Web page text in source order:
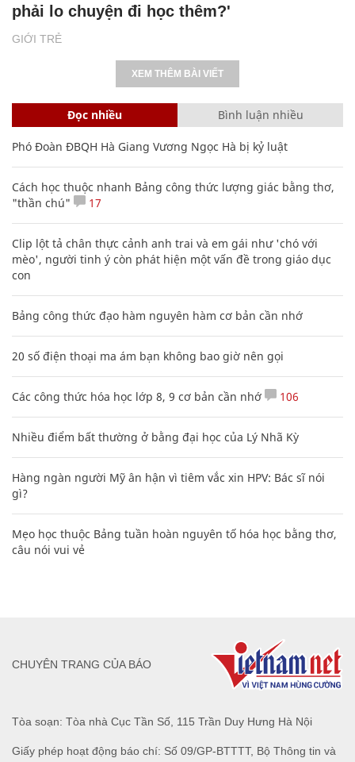
GIỚI TRẺ
phải lo chuyện đi học thêm?'
XEM THÊM BÀI VIẾT
Đọc nhiều Bình luận nhiều
Phó Đoàn ĐBQH Hà Giang Vương Ngọc Hà bị kỷ luật
Cách học thuộc nhanh Bảng công thức lượng giác bằng thơ,
"thần chú"
17
Clip lột tả chân thực cảnh anh trai và em gái như 'chó với
mèo', người tinh ý còn phát hiện một vấn đề trong giáo dục
con
Bảng công thức đạo hàm nguyên hàm cơ bản cần nhớ
20 số điện thoại ma ám bạn không bao giờ nên gọi
Các công thức hóa học lớp 8, 9 cơ bản cần nhớ 106
Nhiều điểm bất thường ở bằng đại học của Lý Nhã Kỳ
Hàng ngàn người Mỹ ân hận vì tiêm vắc xin HPV: Bác sĩ nói
gì?
Mẹo học thuộc Bảng tuần hoàn nguyên tố hóa học bằng thơ,
câu nói vui vẻ
Tòa soạn: Tòa nhà Cục Tần Số, 115 Trần Duy Hưng Hà Nội
Giấy phép hoạt động báo chí: Số 09/GP-BTTTT, Bộ Thông tin và
CHUYÊN TRANG CỦA BÁO